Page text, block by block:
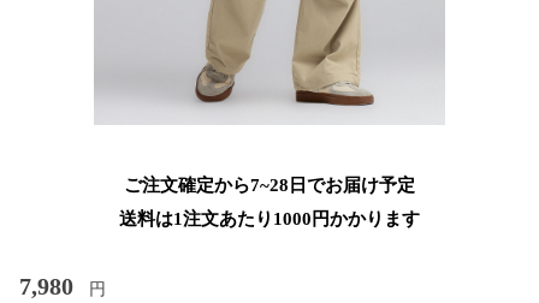
ご注文確定から7~28日でお届け予定
送料は1注文あたり 1000 円かかります
7,980 円